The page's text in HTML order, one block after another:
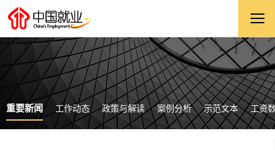
重要新闻 工作动态 政策与解读 案例分析 示范文本 工资